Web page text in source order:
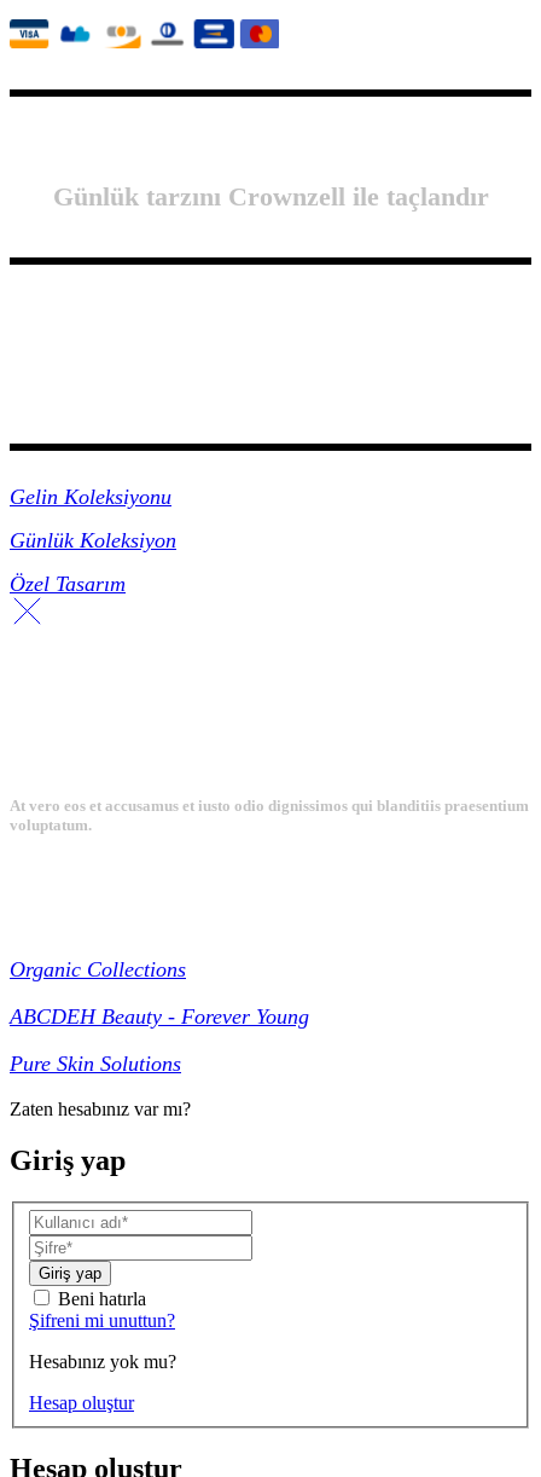
Günlük tarzını Crownzell ile taçlandır
Gelin Koleksiyonu
Günlük Koleksiyon
Özel Tasarım
At vero eos et accusamus et iusto odio dignissimos qui blanditiis praesentium
voluptatum.
Organic Collections
ABCDEH Beauty - Forever Young
Pure Skin Solutions
Zaten hesabınız var mı?
Giriş yap
Giriş yap
Beni hatırla
Şifreni mi unuttun?
Hesabınız yok mu?
Hesap oluştur
Hesap oluştur